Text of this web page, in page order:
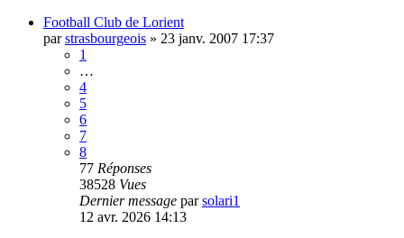
Football Club de Lorient
parstrasbourgeois » 23 janv. 2007 17:37
1
…
4
5
6
7
8
77 Réponses
38528 Vues
Dernier message parsolari1
12 avr. 2026 14:13